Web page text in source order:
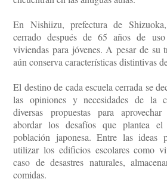
En Nishiizu, prefectura de
cerrado después de 65 años de
viviendas para jóvenes. A pesar de su
aún conserva características distintivas
El destino de cada escuela cerrada se
las opiniones y necesidades de la
diversas propuestas para
abordar los desafíos que plantea
población japonesa. Entre las ideas
utilizar los edificios escolares como
caso de desastres naturales,
comidas.